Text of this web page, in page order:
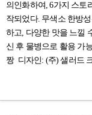
의인화하여, 6가지 스토
작되었다. 무색소 한방
하고, 다양한 맛을 느낄
신 후 물병으로 활용 가
짱 디자인: (주) 샐러드